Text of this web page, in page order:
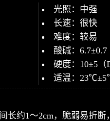
光照：中强
长速：很快
难度：较易
酸碱：6.7±0.7
硬度：10±5（
适温：
长约1～2cm，脆弱易折断